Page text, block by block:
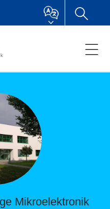
Mikroelektronik